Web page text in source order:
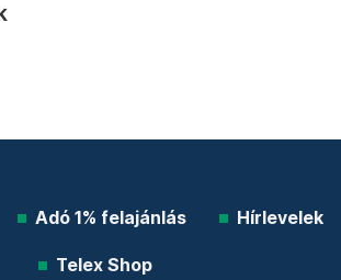
Adó 1% felajánlás Hírlevelek
Telex Shop